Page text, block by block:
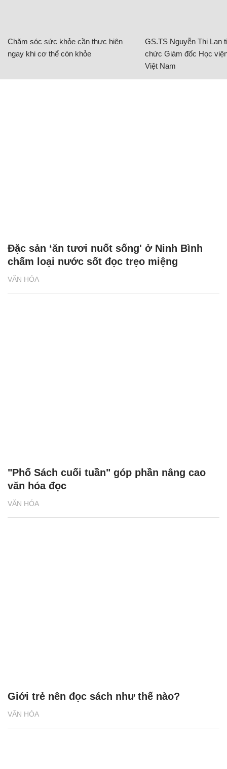
Chăm sóc sức khỏe cần thực hiện
ngay khi cơ thể còn khỏe
GS.TS Nguyễn Thị Lan
chức Giám đốc Học
Việt Nam
VĂN HÓA
Đặc sản ‘ăn tươi nuốt sống' ở Ninh Bình
chấm loại nước sốt đọc trẹo miệng
VĂN HÓA
"Phố Sách cuối tuần" góp phần nâng cao
văn hóa đọc
VĂN HÓA
Giới trẻ nên đọc sách như thế nào?